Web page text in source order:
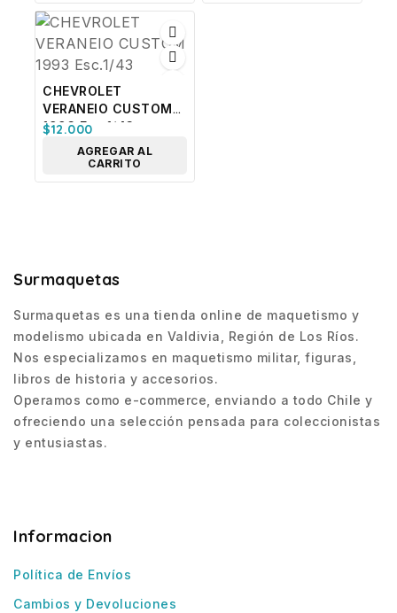
CHEVROLET
VERANEIO CUSTOM
1993 Esc.1/43
$12.000
AGREGAR AL
CARRITO
Surmaquetas
Surmaquetas es una tienda online de maquetismo y
modelismo ubicada en Valdivia, Región de Los Ríos.
Nos especializamos en maquetismo militar, figuras,
libros de historia y accesorios.
Operamos como e-commerce, enviando a todo Chile y
ofreciendo una selección pensada para coleccionistas
y entusiastas.
Informacion
Política de Envíos
Cambios y Devoluciones